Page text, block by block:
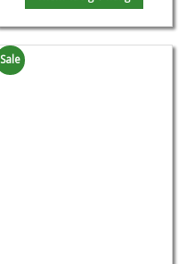
Sale